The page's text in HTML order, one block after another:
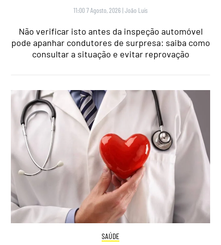
11:00 7 Agosto, 2026 |João Luís
Não verificar isto antes da inspeção automóvel
pode apanhar condutores de surpresa: saiba como
consultar a situação e evitar reprovação
SAÚDE